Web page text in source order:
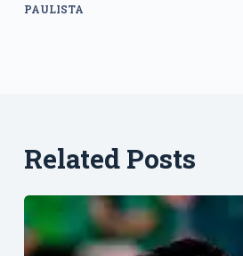
PAULISTA
Related Posts